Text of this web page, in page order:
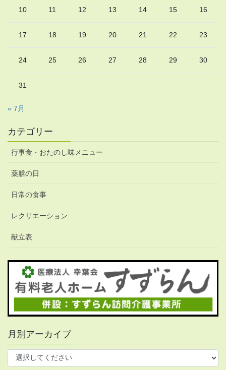
10 11 12 13 14 15 16
17 18 19 20 21 22 23
24 25 26 27 28 29 30
31
« 7月
カテゴリー
行事食・おたのし味メニュー
薬膳の日
日常の食事
レクリエーション
献立表
月別アーカイブ